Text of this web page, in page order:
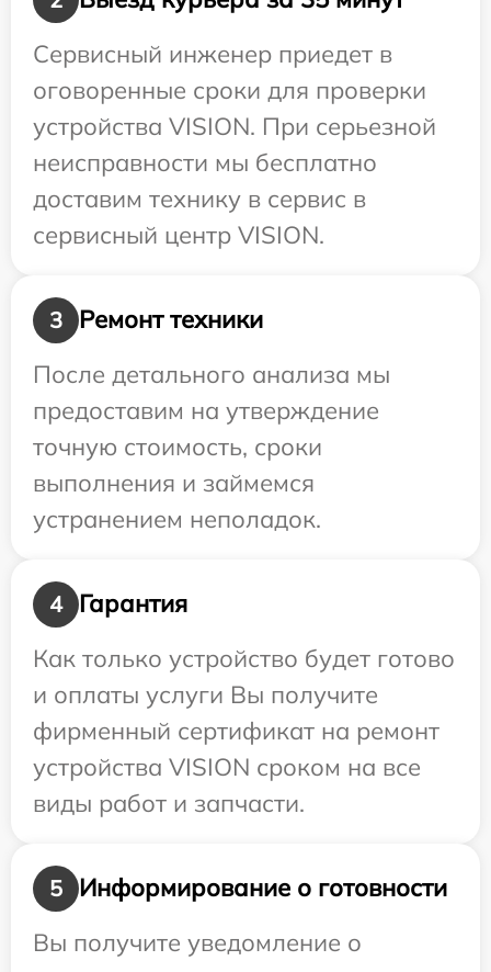
Сервисный инженер приедет в
оговоренные сроки для проверки
устройства VISION. При серьезной
неисправности мы бесплатно
доставим технику в сервис в
сервисный центр VISION.
3
Ремонт техники
После детального анализа мы
предоставим на утверждение
точную стоимость, сроки
выполнения и займемся
устранением неполадок.
4
Гарантия
Как только устройство будет готово
и оплаты услуги Вы получите
фирменный сертификат на ремонт
устройства VISION сроком на все
виды работ и запчасти.
5
Информирование о готовности
Вы получите уведомление о